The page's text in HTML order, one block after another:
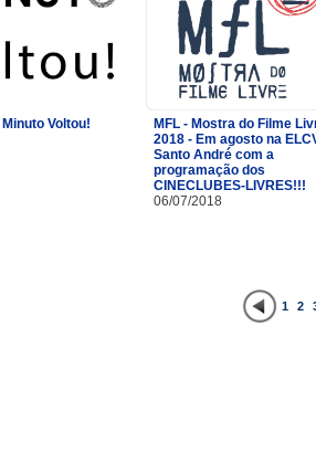
Voltou!
MFL - Mostra do Filme
2018 - Em agosto na
Santo André com a
programação dos
CINECLUBES-LIVRES!!!
06/07/2018
1 2